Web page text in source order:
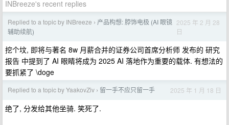
INBreeze's recent replies
Replied to a topic by INBreeze › 产品构想: 脖饰电极 (AI 眼镜
辅助续航)
2025 年 2 月 28
日
挖个坟, 即将与著名 8w 月薪合并的证券公司首席分析师 发布的 研究
报告 中提到了 AI 眼睛将成为 2025 AI 落地作为重要的载体. 有想法的
要抓紧了 \doge
Replied to a topic by YaakovZiv › 留一手不应只留一手 2025 年 1 月 18 日
绝了, 分发给其他坐骑. 笑死了.